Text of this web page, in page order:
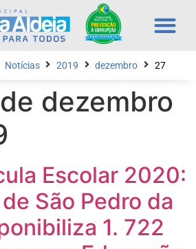
Notícias 2019 dezembro 27
dezembro
Escolar 2020:
São Pedro da
1. 722